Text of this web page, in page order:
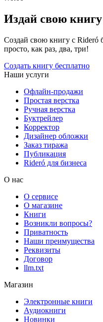
Издай свою книгу
Создай свою книгу с Rideró
просто, как раз, два, три!
Создать книгу бесплатно
Наши услуги
Офлайн-продажи
Простая верстка
Ручная верстка
Буктрейлер
Корректор
Дизайнер обложки
Заказ тиража
Публикация
Rideró для бизнеса
О нас
О сервисе
О магазине
Книги
Возникли вопросы?
Приватность
Наши преимущества
Реквизиты
Договор
llm.txt
Магазин
Электронные книги
Аудиокниги
Новинки